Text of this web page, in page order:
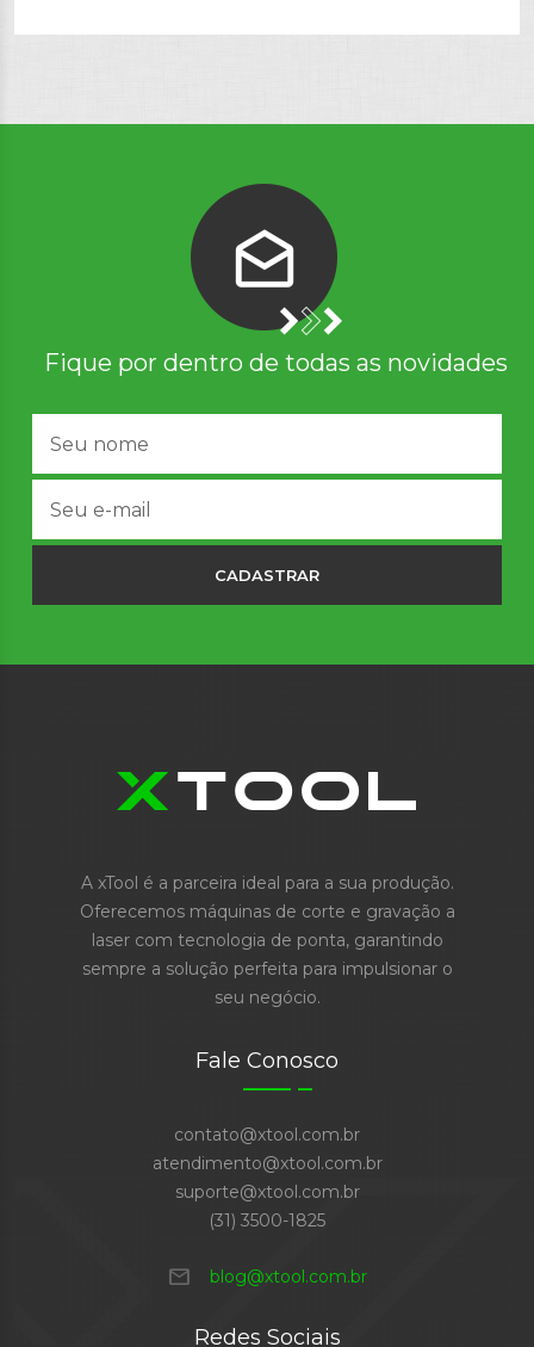
Fique por dentro de todas as novidades
CADASTRAR
A xTool é a parceira ideal para a sua produção.
Oferecemos máquinas de corte e gravação a
laser com tecnologia de ponta, garantindo
sempre a solução perfeita para impulsionar o
seu negócio.
Fale Conosco
contato@xtool.com.br
atendimento@xtool.com.br
suporte@xtool.com.br
(31) 3500-1825
mail blog@xtool.com.br
Redes Sociais